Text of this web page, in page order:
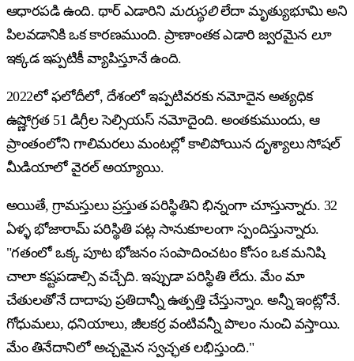
ఆధారపడి ఉంది. థార్ ఎడారిని మరుస్థలిలేదా మృత్యుభూమి అని
పిలవడానికి ఒక కారణముంది. ప్రాణాంతక ఎడారి జ్వరమైన లూ
ఇక్కడ ఇప్పటికీ వ్యాపిస్తూనే ఉంది.
2022లో ఫలోదీలో, దేశంలో ఇప్పటివరకు నమోదైన అత్యధిక
ఉష్ణోగ్రత 51 డిగ్రీల సెల్సియస్ నమోదైంది. అంతకుముందు, ఆ
ప్రాంతంలోని గాలిమరలు మంటల్లో కాలిపోయిన దృశ్యాలు సోషల్
మీడియాలో వైరల్ అయ్యాయి.
అయితే, గ్రామస్తులు ప్రస్తుత పరిస్థితిని భిన్నంగా చూస్తున్నారు. 32
ఏళ్ళ భోజారామ్ పరిస్థితి పట్ల సానుకూలంగా స్పందిస్తున్నారు.
"గతంలో ఒక్క పూట భోజనం సంపాదించటం కోసం ఒక మనిషి
చాలా కష్టపడాల్సి వచ్చేది. ఇప్పుడా పరిస్థితి లేదు. మేం మా
చేతులతోనే దాదాపు ప్రతిదాన్నీ ఉత్పత్తి చేస్తున్నాం. అన్నీ ఇంట్లోనే.
గోధుమలు, ధనియాలు, జీలకర్ర వంటివన్నీ పొలం నుంచి వస్తాయి.
మేం తినేదానిలో అచ్చమైన స్వచ్ఛత లభిస్తుంది."